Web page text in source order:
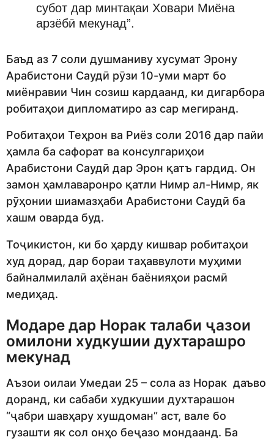
субот дар минтақаи Ховари Миёна
арзёбӣ мекунад”.
Баъд аз 7 соли душманиву хусумат Эрону
Арабистони Саудӣ рӯзи 10-уми март бо
миёнравии Чин созиш кардаанд, ки дигарбора
робитаҳои дипломатиро аз сар мегиранд.
Робитаҳои Теҳрон ва Риёз соли 2016 дар пайи
ҳамла ба сафорат ва консулгариҳои
Арабистони Саудӣ дар Эрон қатъ гардид. Он
замон ҳамлаваронро қатли Нимр ал-Нимр, як
рӯҳонии шиамазҳаби Арабистони Саудӣ ба
хашм оварда буд.
Тоҷикистон, ки бо ҳарду кишвар робитаҳои
худ дорад, дар бораи таҳаввулоти муҳими
байналмилалӣ аҳёнан баёнияҳои расмӣ
медиҳад.
Модаре дар Норак талаби ҷазои
омилони худкушии духтарашро
мекунад
Аъзои оилаи Умедаи 25 – сола аз Норак даъво
доранд, ки сабаби худкушии духтарашон
“ҷабри шавҳару хушдоман” аст, вале бо
гузашти як сол онҳо беҷазо мондаанд. Ба